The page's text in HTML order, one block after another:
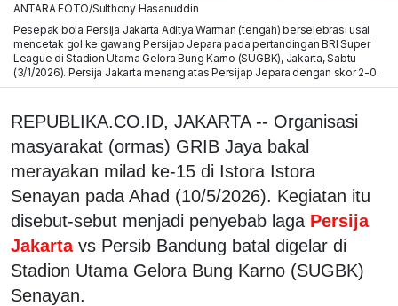
ANTARA FOTO/Sulthony Hasanuddin
Pesepak bola Persija Jakarta Aditya Warman (tengah) berselebrasi usai
mencetak gol ke gawang Persijap Jepara pada pertandingan BRI Super
League di Stadion Utama Gelora Bung Karno (SUGBK), Jakarta, Sabtu
(3/1/2026). Persija Jakarta menang atas Persijap Jepara dengan skor 2-0.
REPUBLIKA.CO.ID, JAKARTA -- Organisasi
masyarakat (ormas) GRIB Jaya bakal
merayakan milad ke-15 di Istora Istora
Senayan pada Ahad (10/5/2026). Kegiatan itu
disebut-sebut menjadi penyebab laga Persija
Jakarta vs Persib Bandung batal digelar di
Stadion Utama Gelora Bung Karno (SUGBK)
Senayan.